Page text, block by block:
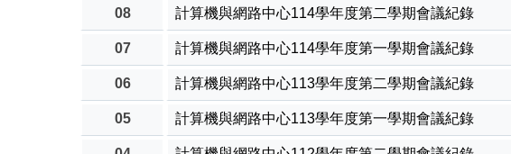
08 計算機與網路中心114學年度第二學期會議紀錄
07 計算機與網路中心114學年度第一學期會議紀錄
06 計算機與網路中心113學年度第二學期會議紀錄
05 計算機與網路中心113學年度第一學期會議紀錄